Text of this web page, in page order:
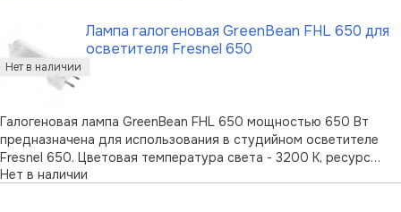
Лампа галогеновая GreenBean FHL 650 для
осветителя Fresnel 650
Галогеновая лампа GreenBean FHL 650 мощностью 650 Вт
предназначена для использования в студийном осветителе
Fresnel 650. Цветовая температура света - 3200 К, ресурс
лампы - не меньше 10 000 часов.
Нет в наличии